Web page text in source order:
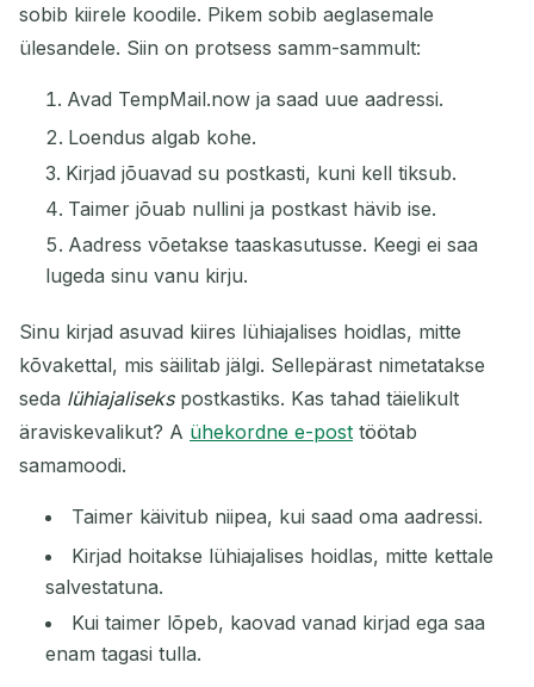
sobib kiirele koodile. Pikem sobib aeglasemale
ülesandele. Siin on protsess samm-sammult:
Avad TempMail.now ja saad uue aadressi.
Loendus algab kohe.
Kirjad jõuavad su postkasti, kuni kell tiksub.
Taimer jõuab nullini ja postkast hävib ise.
Aadress võetakse taaskasutusse. Keegi ei saa
lugeda sinu vanu kirju.
Sinu kirjad asuvad kiires lühiajalises hoidlas, mitte
kõvakettal, mis säilitab jälgi. Sellepärast nimetatakse
seda lühiajalisekspostkastiks. Kas tahad täielikult
äraviskevalikut? A ühekordne e-post töötab
samamoodi.
Taimer käivitub niipea, kui saad oma aadressi.
Kirjad hoitakse lühiajalises hoidlas, mitte kettale
salvestatuna.
Kui taimer lõpeb, kaovad vanad kirjad ega saa
enam tagasi tulla.